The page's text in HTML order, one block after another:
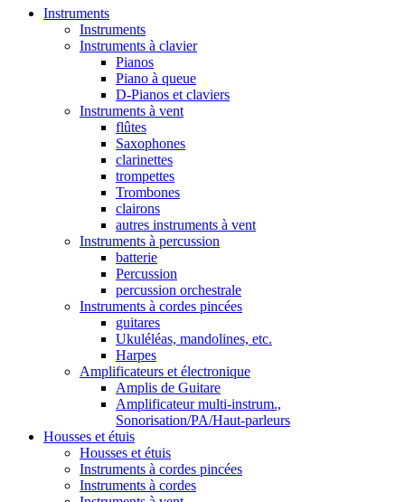
Instruments
Instruments
Instruments à clavier
Pianos
Piano à queue
D-Pianos et claviers
Instruments à vent
flûtes
Saxophones
clarinettes
trompettes
Trombones
clairons
autres instruments à vent
Instruments à percussion
batterie
Percussion
percussion orchestrale
Instruments à cordes pincées
guitares
Ukuléléas, mandolines, etc.
Harpes
Amplificateurs et électronique
Amplis de Guitare
Amplificateur multi-instrum.,
Sonorisation/PA/Haut-parleurs
Housses et étuis
Housses et étuis
Instruments à cordes pincées
Instruments à cordes